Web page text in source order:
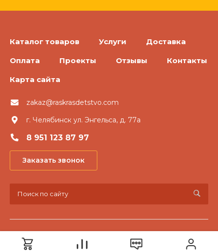
Каталог товаров Услуги Доставка
Оплата Проекты Отзывы Контакты
Карта сайта
zakaz@raskrasdetstvo.com
г. Челябинск ул. Энгельса, д. 77а
8 951 123 87 97
Заказать звонок
© 2026 «Раскрась детство», Все права защищены